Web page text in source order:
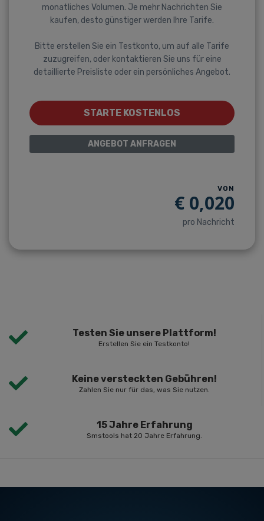
monatliches Volumen. Je mehr Nachrichten Sie
kaufen, desto günstiger werden Ihre Tarife.
Bitte erstellen Sie ein Testkonto, um auf alle Tarife
zuzugreifen, oder kontaktieren Sie uns für eine
detaillierte Preisliste oder ein persönliches Angebot.
STARTE KOSTENLOS
ANGEBOT ANFRAGEN
VON
€ 0,020
pro Nachricht
Testen Sie unsere Plattform!
Erstellen Sie ein Testkonto!
Keine versteckten Gebühren!
Zahlen Sie nur für das, was Sie nutzen.
15 Jahre Erfahrung
Smstools hat 20 Jahre Erfahrung.